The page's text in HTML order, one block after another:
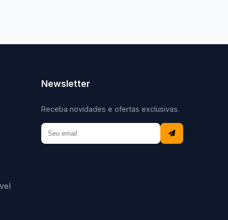
Newsletter
Receba novidades e ofertas exclusivas.